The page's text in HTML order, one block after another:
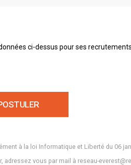
ci-dessus pour ses
à la loi Informatique et Liberté du 06
vous par mail à reseau-